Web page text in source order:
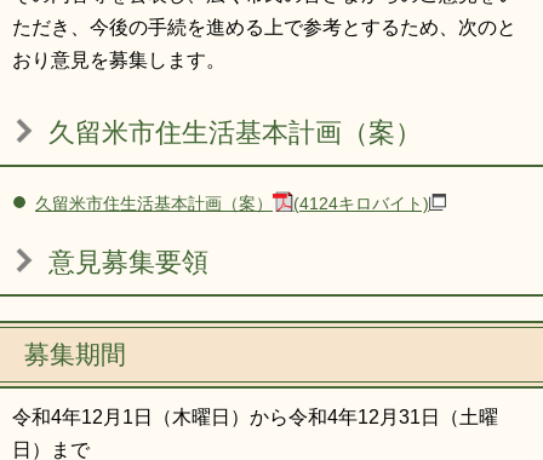
ただき、今後の手続を進める上で参考とするため、次のと
おり意見を募集します。
久留米市住生活基本計画（案）
久留米市住生活基本計画（案） (4124キロバイト)
意見募集要領
募集期間
令和4年12月1日（木曜日）から令和4年12月31日（土曜
日）まで